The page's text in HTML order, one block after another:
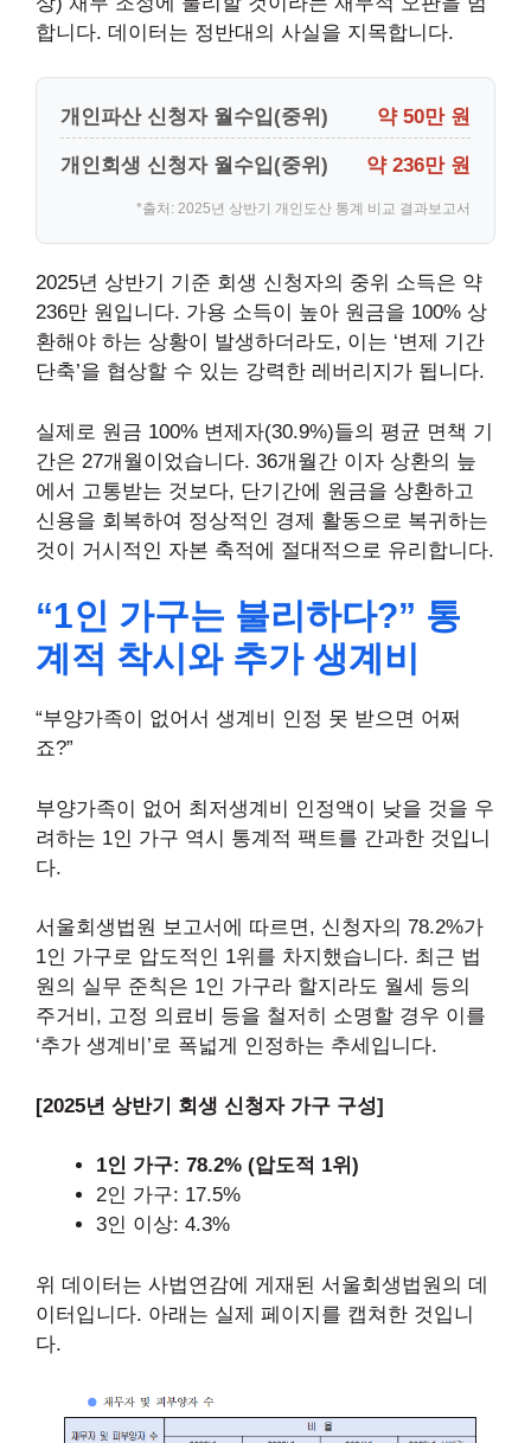
합니다. 데이터는 정반대의 사실을 지목합니다.
개인파산 신청자 월수입(중위) 약 50만 원
개인회생 신청자 월수입(중위) 약 236만 원
*출처: 2025년 상반기 개인도산 통계 비교 결과보고서
2025년 상반기 기준 회생 신청자의 중위 소득은 약
236만 원입니다. 가용 소득이 높아 원금을 100% 상
환해야 하는 상황이 발생하더라도, 이는 ‘변제 기간
단축’을 협상할 수 있는 강력한 레버리지가 됩니다.
실제로 원금 100% 변제자(30.9%)들의 평균 면책 기
간은 27개월이었습니다. 36개월간 이자 상환의 늪
에서 고통받는 것보다, 단기간에 원금을 상환하고
신용을 회복하여 정상적인 경제 활동으로 복귀하는
것이 거시적인 자본 축적에 절대적으로 유리합니다.
“1인 가구는 불리하다?” 통
계적 착시와 추가 생계비
“부양가족이 없어서 생계비 인정 못 받으면 어쩌
죠?”
부양가족이 없어 최저생계비 인정액이 낮을 것을 우
려하는 1인 가구 역시 통계적 팩트를 간과한 것입니
다.
서울회생법원 보고서에 따르면, 신청자의 78.2%가
1인 가구로 압도적인 1위를 차지했습니다. 최근 법
원의 실무 준칙은 1인 가구라 할지라도 월세 등의
주거비, 고정 의료비 등을 철저히 소명할 경우 이를
‘추가 생계비’로 폭넓게 인정하는 추세입니다.
[2025년 상반기 회생 신청자 가구 구성]
1인 가구: 78.2% (압도적 1위)
2인 가구: 17.5%
3인 이상: 4.3%
위 데이터는 사법연감에 게재된 서울회생법원의 데
이터입니다. 아래는 실제 페이지를 캡쳐한 것입니
다.